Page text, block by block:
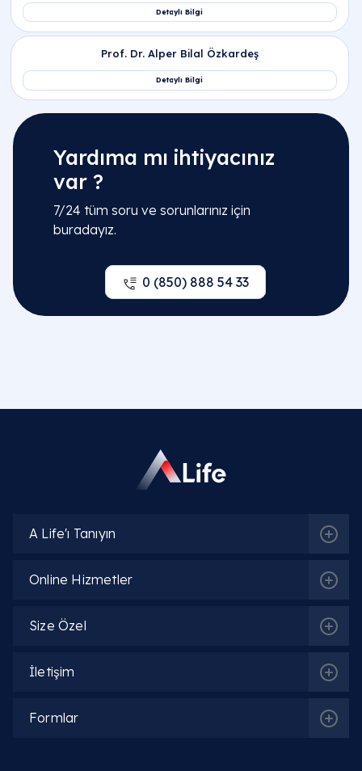
Yardıma mı ihtiyacınız
var ?
7/24 tüm soru ve sorunlarınız için
buradayız.
0 (850) 888 54 33
A Life'ı Tanıyın
Online Hizmetler
Size Özel
İletişim
Formlar